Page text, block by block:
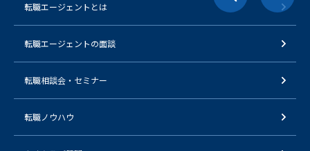
転職エージェントとは
転職エージェントの面談
転職相談会・セミナー
転職ノウハウ